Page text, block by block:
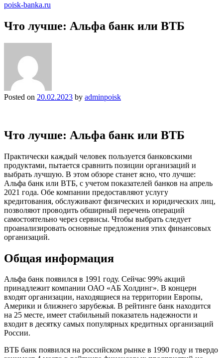
poisk-banka.ru
Что лучше: Альфа банк или ВТБ
Posted on 20.02.2023 by adminpoisk
Что лучше: Альфа банк или ВТБ
Практически каждый человек пользуется банковскими
продуктами, пытается сравнить позиции организаций и
выбрать лучшую. В этом обзоре станет ясно, что лучше:
Альфа банк или ВТБ, с учетом показателей банков на апрель
2021 года. Обе компании предоставляют услугу
кредитования, обслуживают физических и юридических лиц,
позволяют проводить обширный перечень операций
самостоятельно через сервисы. Чтобы выбрать следует
проанализировать основные предложения этих финансовых
организаций.
Общая информация
Альфа банк появился в 1991 году. Сейчас 99% акций
принадлежит компании ОАО «АБ Холдинг». В концерн
входят организации, находящиеся на территории Европы,
Америки и ближнего зарубежья. В рейтинге банк находится
на 25 месте, имеет стабильный показатель надежности и
входит в десятку самых популярных кредитных организаций
России.
ВТБ банк появился на российском рынке в 1990 году и твердо